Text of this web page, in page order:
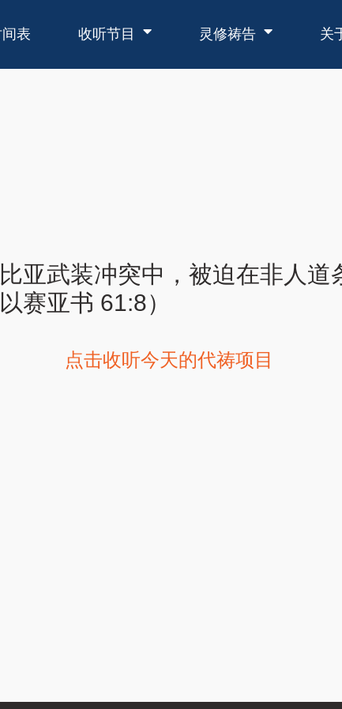
表 收听节目 灵修祷告 关
亚武装冲突中，被迫在非人
赛亚书 61:8）
点击收听今天的代祷项目